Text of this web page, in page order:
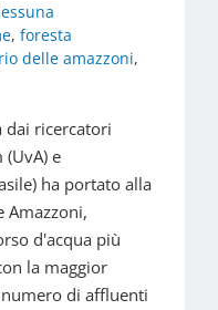
, foresta
rio delle amazzoni,
dai ricercatori
e
ha portato alla
Amazzoni,
d'acqua più
la maggior
di affluenti